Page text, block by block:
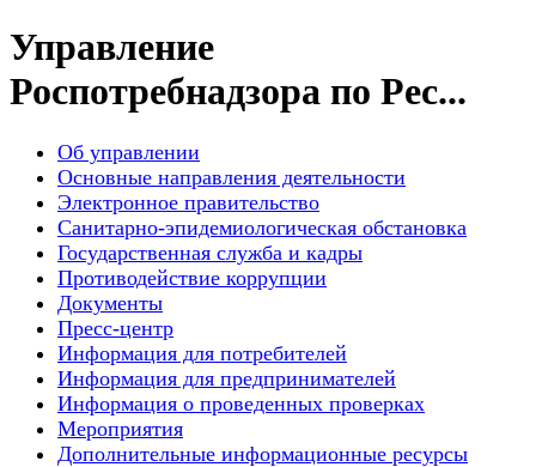
Управление
Роспотребнадзора по Рес...
Об управлении
Основные направления деятельности
Электронное правительство
Санитарно-эпидемиологическая обстановка
Государственная служба и кадры
Противодействие коррупции
Документы
Пресс-центр
Информация для потребителей
Информация для предпринимателей
Информация о проведенных проверках
Мероприятия
Дополнительные информационные ресурсы